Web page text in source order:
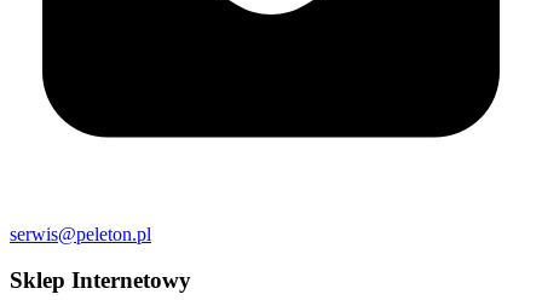
serwis@peleton.pl
Sklep Internetowy